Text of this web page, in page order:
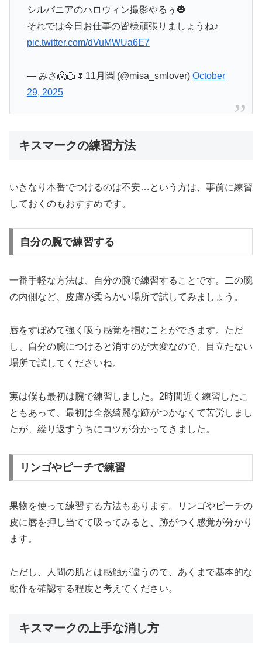
シルバニアのハロウィン撮影やるぅ🎃
それでは今日お仕事の皆様頑張りましょうね♪
pic.twitter.com/dVuMWUa6E7
— みさ👼🏻🌷11月🈵 (@misa_smlover) October
29, 2025
キスマークの練習方法
いきなり本番でつけるのは不安…という方は、事前に練習
しておくのもおすすめです。
自分の腕で練習する
一番手軽な方法は、自分の腕で練習することです。二の腕
の内側など、皮膚が柔らかい場所で試してみましょう。
唇をすぼめて強く吸う感覚を掴むことができます。ただ
し、自分の腕につけると消すのが大変なので、目立たない
場所で試してくださいね。
実は僕も最初は腕で練習しました。2時間近く練習したこ
ともあって、最初は全然綺麗な跡がつかなくて苦労しまし
たが、繰り返すうちにコツが分かってきました。
リンゴやピーチで練習
果物を使って練習する方法もあります。リンゴやピーチの
皮に唇を押し当てて吸ってみると、跡がつく感覚が分かり
ます。
ただし、人間の肌とは感触が違うので、あくまで基本的な
動作を確認する程度と考えてください。
キスマークの上手な消し方